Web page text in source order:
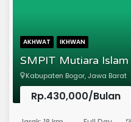
AKHWAT IKHWAN
SMPIT Mutiara Islam
Kabupaten Bogor, Jawa Barat
Rp.430,000/Bulan